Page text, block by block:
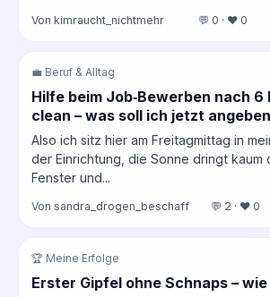
Von kimraucht_nichtmehr 💬 0 · ❤️ 0
💼 Beruf & Alltag
Hilfe beim Job‑Bewerben nach 6
clean – was soll ich jetzt angeben
Also ich sitz hier am Freitagmittag in
der Einrichtung, die Sonne dringt kaum
Fenster und...
Von sandra_drogen_beschaff 💬 2 · ❤️ 0
🏆 Meine Erfolge
Erster Gipfel ohne Schnaps –